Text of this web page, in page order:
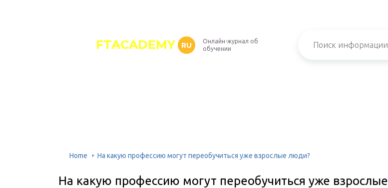
FTACADEMY RU
Онлайн-журнал об
обучении
Home На какую профессию могут переобучиться уже взрослые люди?
На какую профессию могут переобучиться уже взрослые